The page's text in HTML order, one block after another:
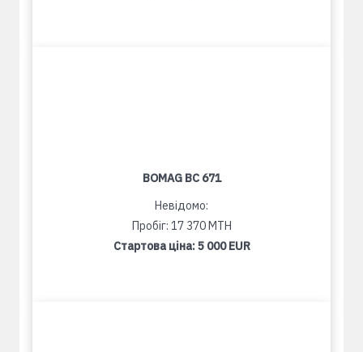
BOMAG BC 671
Невідомо:
Пробіг: 17 370 MTH
Стартова ціна:5 000 EUR